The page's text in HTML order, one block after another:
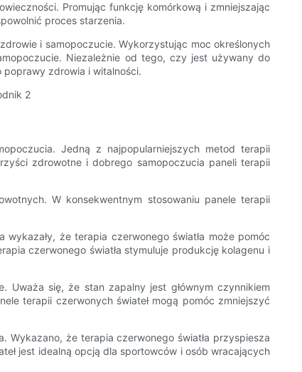
Promując funkcję komórkową i zmniejszając
proces starzenia.
i samopoczucie. Wykorzystując moc określonych
Niezależnie od tego, czy jest używany do
poprawy zdrowia i witalności.
Jedną z najpopularniejszych metod terapii
zdrowotne i dobrego samopoczucia paneli terapii
W konsekwentnym stosowaniu panele terapii
że terapia czerwonego światła może pomóc
czerwonego światła stymuluje produkcję kolagenu i
Uważa się, że stan zapalny jest głównym czynnikiem
terapii czerwonych świateł mogą pomóc zmniejszyć
Wykazano, że terapia czerwonego światła przyspiesza
jest idealną opcją dla sportowców i osób wracających